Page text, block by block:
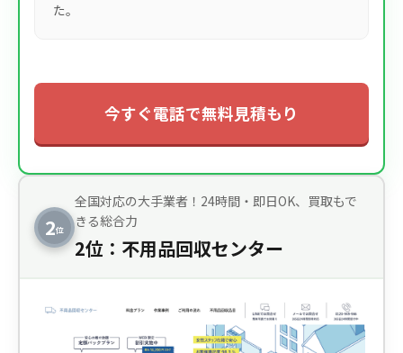
た。
今すぐ電話で無料見積もり
2位
全国対応の大手業者！24時間・即日OK、買取もで
きる総合力
2位：不用品回収センター